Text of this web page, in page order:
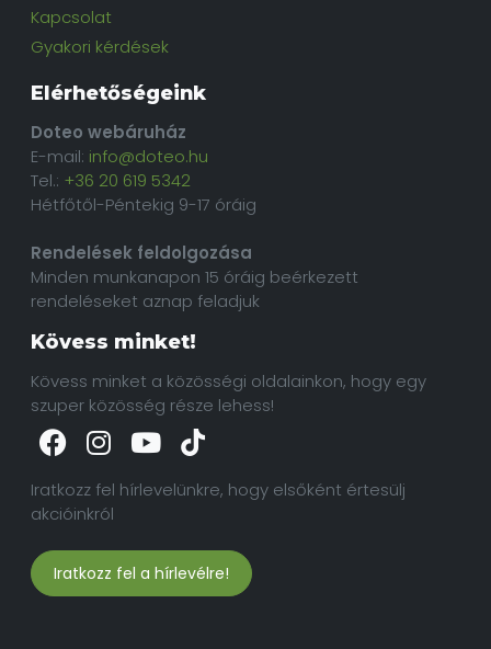
Kapcsolat
Gyakori kérdések
Elérhetőségeink
Doteo webáruház
E-mail: info@doteo.hu
Tel.: +36 20 619 5342
Hétfőtől-Péntekig 9-17 óráig
Rendelések feldolgozása
Minden munkanapon 15 óráig beérkezett
rendeléseket aznap feladjuk
Kövess minket!
Kövess minket a közösségi oldalainkon, hogy egy
szuper közösség része lehess!
Iratkozz fel hírlevelünkre, hogy elsőként értesülj
akcióinkról
Iratkozz fel a hírlevélre!